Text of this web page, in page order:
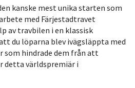
kanske mest unika starten som
med Färjestadtravet
av travbilen i en klassisk
du löparna blev ivägsläppta med
som hindrade dem från att
detta världspremiär i